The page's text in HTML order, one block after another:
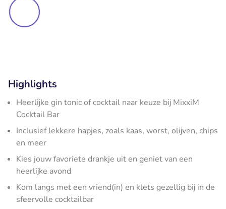
Highlights
Heerlijke gin tonic of cocktail naar keuze bij MixxiM
Cocktail Bar
Inclusief lekkere hapjes, zoals kaas, worst, olijven, chips
en meer
Kies jouw favoriete drankje uit en geniet van een
heerlijke avond
Kom langs met een vriend(in) en klets gezellig bij in de
sfeervolle cocktailbar